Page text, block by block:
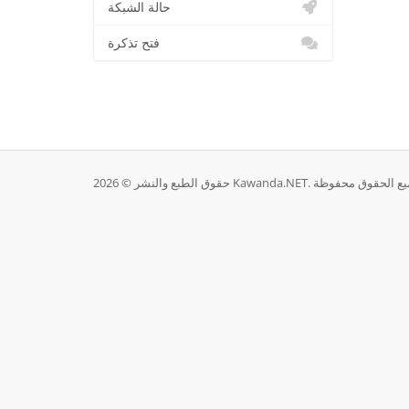
حالة الشبكة
فتح تذكرة